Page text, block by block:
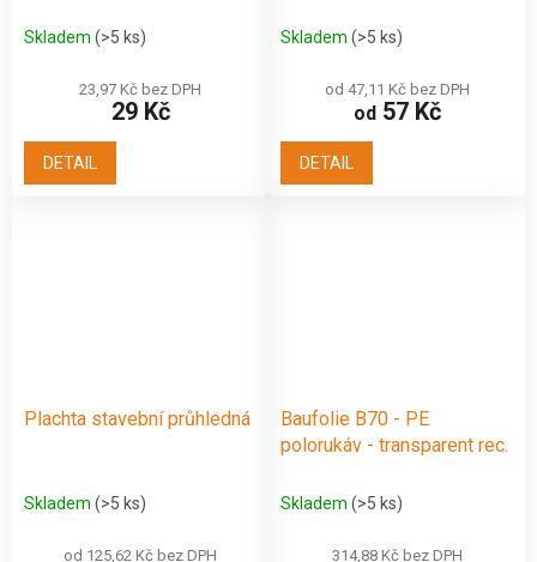
Skladem (>5 ks)
23,97 Kč bez DPH
29 Kč
DETAIL
Skladem (>5 ks)
od 47,11 Kč bez DPH
od57 Kč
DETAIL
Plachta stavební průhledná
Skladem (>5 ks)
od 125,62 Kč bez DPH
Baufolie B70 - PE
polorukáv - transparent rec.
Skladem (>5 ks)
314,88 Kč bez DPH